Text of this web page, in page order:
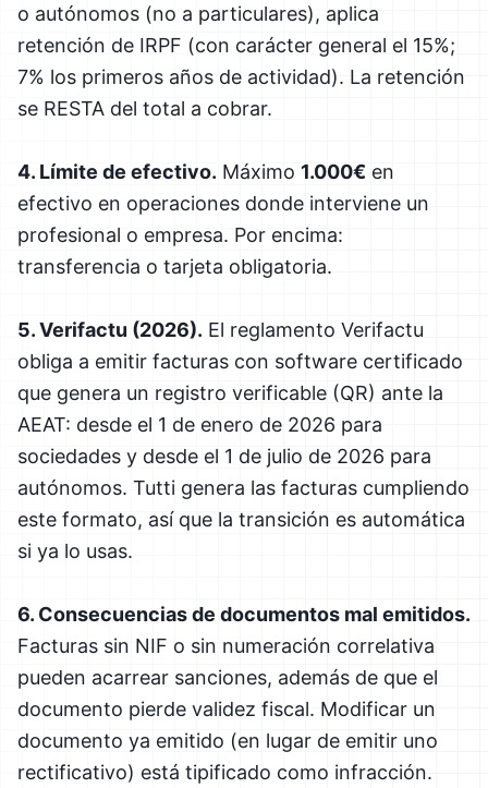
o autónomos (no a particulares), aplica
retención de IRPF (con carácter general el 15%;
7% los primeros años de actividad). La retención
se RESTA del total a cobrar.
4. Límite de efectivo. Máximo 1.000€ en
efectivo en operaciones donde interviene un
profesional o empresa. Por encima:
transferencia o tarjeta obligatoria.
5. Verifactu (2026). El reglamento Verifactu
obliga a emitir facturas con software certificado
que genera un registro verificable (QR) ante la
AEAT: desde el 1 de enero de 2026 para
sociedades y desde el 1 de julio de 2026 para
autónomos. Tutti genera las facturas cumpliendo
este formato, así que la transición es automática
si ya lo usas.
6. Consecuencias de documentos mal emitidos.
Facturas sin NIF o sin numeración correlativa
pueden acarrear sanciones, además de que el
documento pierde validez fiscal. Modificar un
documento ya emitido (en lugar de emitir uno
rectificativo) está tipificado como infracción.